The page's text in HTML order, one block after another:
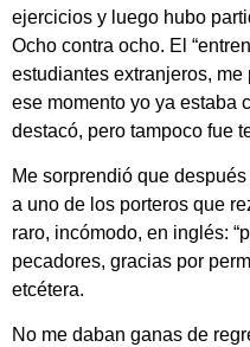
ejercicios y luego hubo
Ocho contra ocho. El
estudiantes extranjeros,
ese momento yo ya estaba
destacó, pero tampoco fue
Me sorprendió que
a uno de los porteros que
raro, incómodo, en inglés:
pecadores, gracias por
etcétera.
No me daban ganas de